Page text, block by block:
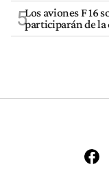
5Los aviones F 16
participarán de la